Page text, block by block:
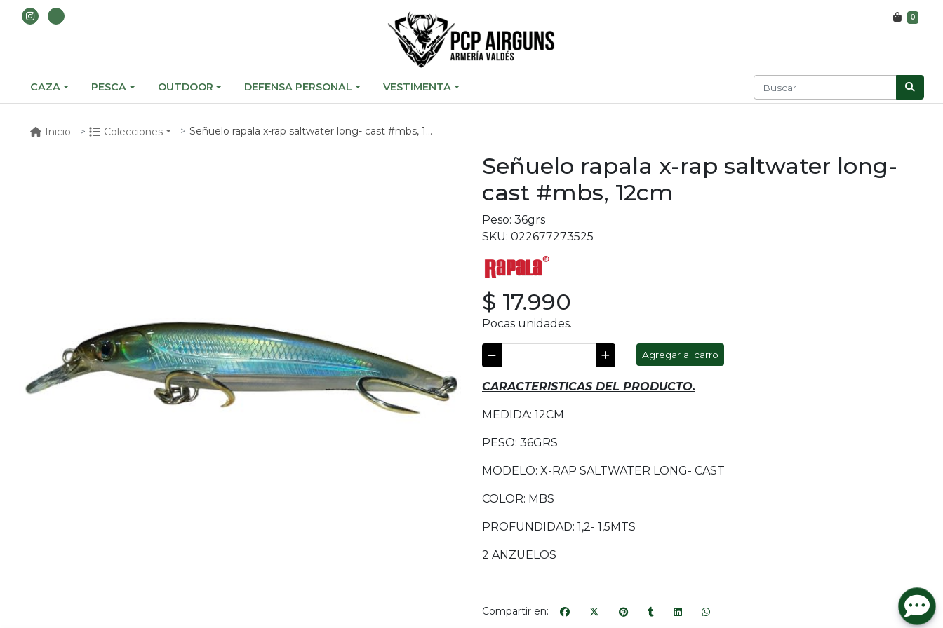
0
CAZA PESCA OUTDOOR DEFENSA PERSONAL VESTIMENTA
Inicio Colecciones Señuelo rapala x-rap saltwater long- cast #mbs, 12cm
Señuelo rapala x-rap saltwater long-
cast #mbs, 12cm
Peso: 36grs
SKU: 022677273525
$ 17.990
Pocas unidades.
Agregar al carro
CARACTERISTICAS DEL PRODUCTO.
MEDIDA: 12CM
PESO: 36GRS
MODELO: X-RAP SALTWATER LONG- CAST
COLOR: MBS
PROFUNDIDAD: 1,2- 1,5MTS
2 ANZUELOS
Compartir en: